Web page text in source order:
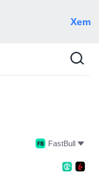
Xem
FastBull